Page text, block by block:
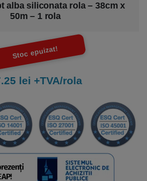
alba siliconata rola – 38cm x
50m – 1 rola
Stoc epuizat!
lei +TVA/rola